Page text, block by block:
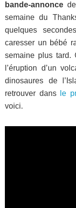
bande-annonce
semaine du
quelques
caresser un bébé
semaine plus tard.
l’éruption d’un
dinosaures de
retrouver dans
le
voici.